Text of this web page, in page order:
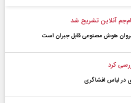
آنلاین تشریح شد
هوش مصنوعی قابل جبران است
کرد
در لباس افشاگری